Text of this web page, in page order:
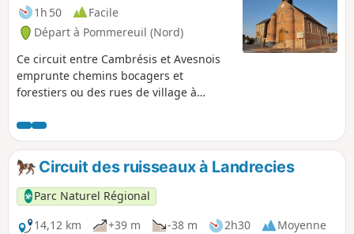
1h 50
Facile
Départ à Pommereuil (Nord)
Ce circuit entre Cambrésis et Avesnois
emprunte chemins bocagers et
forestiers ou des rues de village à
Circuit des ruisseaux à Landrecies
Parc Naturel Régional
14,12 km
+39 m -38 m 2h30
Moyenne